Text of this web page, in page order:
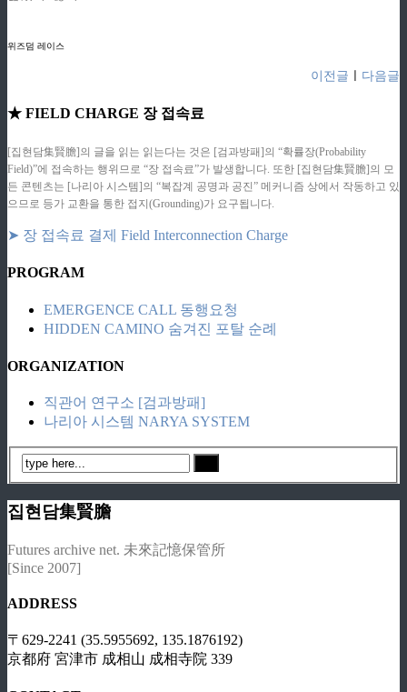
위즈덤 레이스
이전글 다음글
★ FIELD CHARGE 장 접속료
[집현담集賢膽]의 글을 읽는 읽는다는 것은 [검과방패]의 “확률장(Probability
Field)”에 접속하는 행위므로 “장 접속료”가 발생합니다. 또한 [집현담集賢膽]의 모
든 콘텐츠는 [나리아 시스템]의 “복잡계 공명과 공진” 메커니즘 상에서 작동하고 있
으므로 등가 교환을 통한 접지(Grounding)가 요구됩니다.
➤ 장 접속료 결제 Field Interconnection Charge
PROGRAM
EMERGENCE CALL 동행요청
HIDDEN CAMINO 숨겨진 포탈 순례
ORGANIZATION
직관어 연구소 [검과방패]
나리아 시스템 NARYA SYSTEM
집현담集賢膽
Futures archive net. 未來記憶保管所
[Since 2007]
ADDRESS
〒629-2241 (35.5955692, 135.1876192)
京都府 宮津市 成相山 成相寺院 339